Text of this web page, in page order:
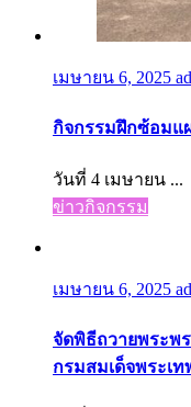
เมษายน 6, 2025
กิจกรรมฝึกซ้อมแ
วันที่ 4 เมษายน ...
ข่าวกิจกรรม
เมษายน 6, 2025
จัดพิธีถวายพระพ
กรมสมเด็จพระเ